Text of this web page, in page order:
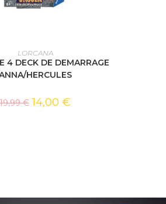
AU PANIER
LORCANA
4 DECK DE DEMARRAGE
HERCULES
19,99€ 14,00 €